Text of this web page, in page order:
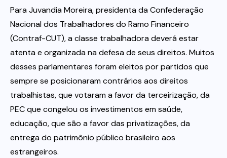
Para Juvandia Moreira, presidenta da Confederação
Nacional dos Trabalhadores do Ramo Financeiro
(Contraf-CUT), a classe trabalhadora deverá estar
atenta e organizada na defesa de seus direitos. Muitos
desses parlamentares foram eleitos por partidos que
sempre se posicionaram contrários aos direitos
trabalhistas, que votaram a favor da terceirização, da
PEC que congelou os investimentos em saúde,
educação, que são a favor das privatizações, da
entrega do patrimônio público brasileiro aos
estrangeiros.